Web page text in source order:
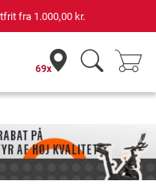
servicemontører
69x